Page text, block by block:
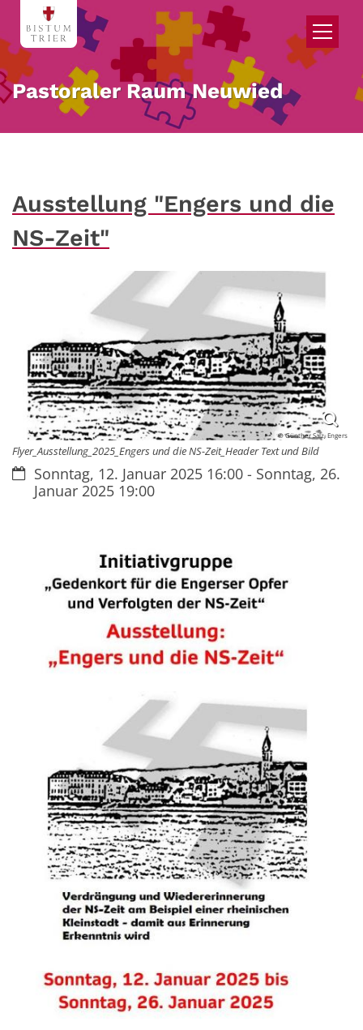
Zum Inhalt springen
Pastoraler Raum Neuwied
Ausstellung "Engers und die
NS-Zeit"
© Günther Salz, Engers
Flyer_Ausstellung_2025_Engers und die NS-Zeit_Header Text und Bild
Datum:
Sonntag, 12. Januar 2025 16:00 - Sonntag, 26.
Januar 2025 19:00